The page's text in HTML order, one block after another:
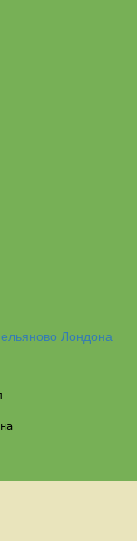
Лондона